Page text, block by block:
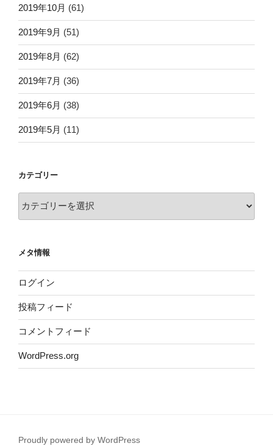
2019年10月 (61)
2019年9月 (51)
2019年8月 (62)
2019年7月 (36)
2019年6月 (38)
2019年5月 (11)
カテゴリー
ー
メタ情報
ログイン
投稿フィード
コメントフィード
WordPress.org
Proudly powered by WordPress